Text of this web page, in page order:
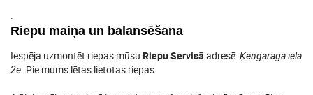
.
Riepu maiņa un balansēšana
Iespēja uzmontēt riepas mūsu Riepu Servisā adresē:Ķengaraga iela
2e. Pie mums lētas lietotas riepas.